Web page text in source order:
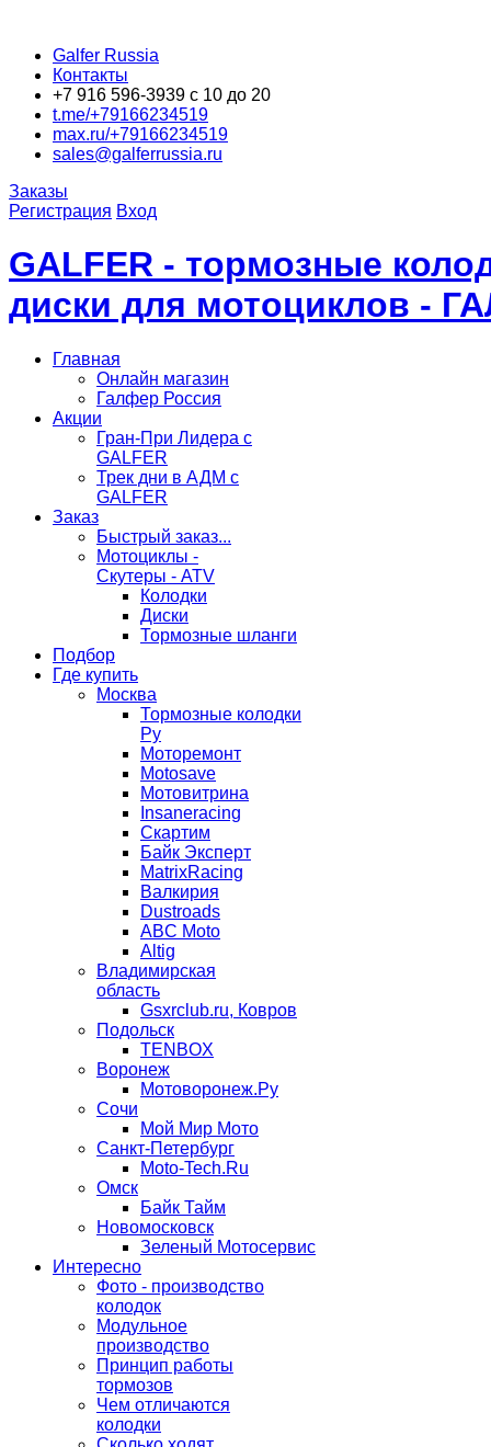
Galfer Russia
Контакты
+7 916 596-3939 с 10 до 20
t.me/+79166234519
max.ru/+79166234519
sales@galferrussia.ru
Заказы
Регистрация Вход
GALFER - тормозные
диски для мотоциклов -
Главная
Онлайн магазин
Галфер Россия
Акции
Гран-При Лидера c
GALFER
Трек дни в АДМ с
GALFER
Заказ
Быстрый заказ...
Мотоциклы -
Скутеры - ATV
Колодки
Диски
Тормозные шланги
Подбор
Где купить
Москва
Тормозные колодки
Ру
Моторемонт
Motosave
Мотовитрина
Insaneracing
Скартим
Байк Эксперт
MatrixRacing
Валкирия
Dustroads
ABC Moto
Altig
Владимирская
область
Gsxrclub.ru, Ковров
Подольск
TENBOX
Воронеж
Мотоворонеж.Ру
Сочи
Мой Мир Мото
Санкт-Петербург
Moto-Tech.Ru
Омск
Байк Тайм
Новомосковск
Зеленый Мотосервис
Интересно
Фото - производство
колодок
Модульное
производство
Принцип работы
тормозов
Чем отличаются
колодки